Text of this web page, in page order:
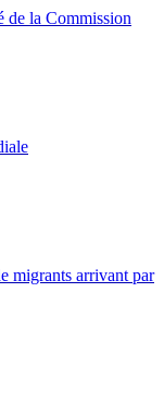
de la Commission
migrants arrivant par